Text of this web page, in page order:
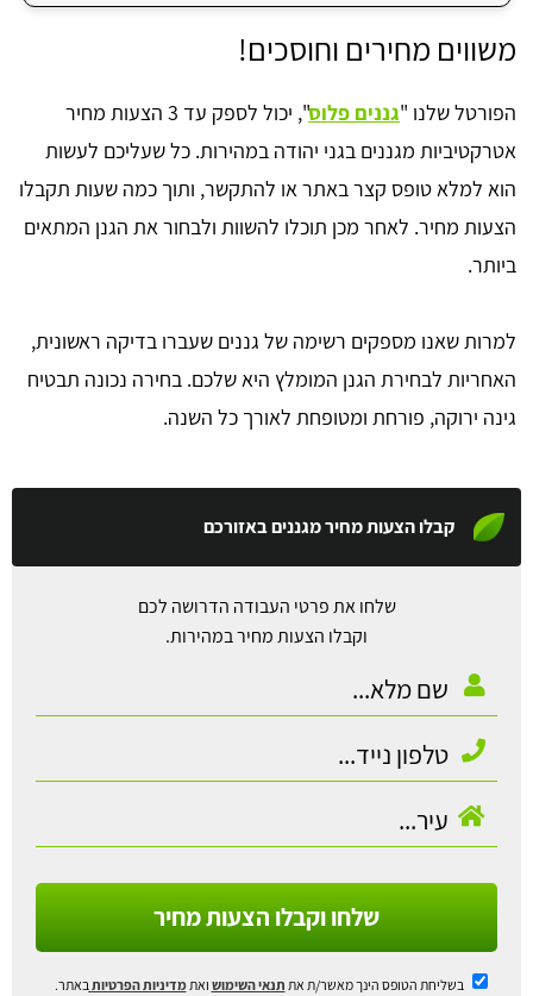
משווים מחירים וחוסכים!
הפורטל שלנו "גננים פלוס
", יכול לספק עד 3 הצעות מחיר
אטרקטיביות מגננים בגני יהודה במהירות. כל שעליכם לעשות
הוא למלא טופס קצר באתר או להתקשר, ותוך כמה שעות תקבלו
הצעות מחיר. לאחר מכן תוכלו להשוות ולבחור את הגנן המתאים
ביותר.
למרות שאנו מספקים רשימה של גננים שעברו בדיקה ראשונית,
האחריות לבחירת הגנן המומלץ היא שלכם. בחירה נכונה תבטיח
גינה ירוקה, פורחת ומטופחת לאורך כל השנה.
קבלו הצעות מחיר מגננים באזורכם
שלחו את פרטי העבודה הדרושה לכם
וקבלו הצעות מחיר במהירות.
שלחו וקבלו הצעות מחיר
בשליחת הטופס הינך מאשר/ת את תנאי השימוש ואתמדיניות הפרטיות באתר.